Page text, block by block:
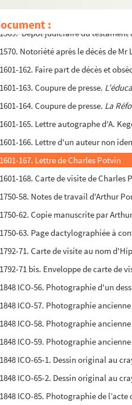
:
concernant Hippolyte Valmore
Dépôt judiciaire du
Notoriété après le décès de
162. Faire part de décès et
163. Coupure de presse.
164. Coupure de presse. La
165. Lettre autographe d'A.
166. Lettre d'un auteur non
167. Lettre de Charles Potvin
168. Carte de visite de Charles
58. Notes de travail d'Arthur
62. Copie manuscrite par
63. Page dactylographiée à
71. Carte de visite au nom
71 bis. Enveloppe de carte de
ICO-56. Photographie d'un
ICO-57. Photographie
ICO-58. Photographie
ICO-59. Photographie
ICO-65-1. Dessin original au
ICO-65-2. Dessin original au
ICO-85. Photographie de